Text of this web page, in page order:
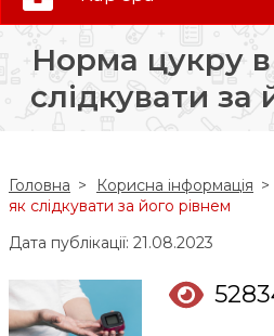
Слідкуй
Норма цукру в
слідкувати за
Головна Корисна інформація
як слідкувати за його рівнем
Дата публікації: 21.08.2023